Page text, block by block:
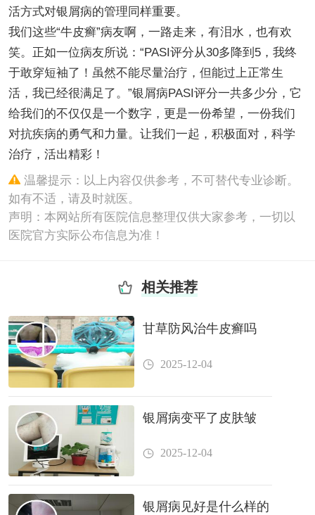
活方式对银屑病的管理同样重要。
我们这些“牛皮癣”病友啊，一路走来，有泪水，也有欢
笑。正如一位病友所说：“PASI评分从30多降到5，我终
于敢穿短袖了！虽然不能尽量治疗，但能过上正常生
活，我已经很满足了。”银屑病PASI评分一共多少分，它
给我们的不仅仅是一个数字，更是一份希望，一份我们
对抗疾病的勇气和力量。让我们一起，积极面对，科学
治疗，活出精彩！
温馨提示：以上内容仅供参考，不可替代专业诊断。
如有不适，请及时就医。
声明：本网站所有医院信息整理仅供大家参考，一切以
医院官方实际公布信息为准！
相关推荐
甘草防风治牛皮癣吗
2025-12-04
银屑病变平了皮肤皱
2025-12-04
银屑病见好是什么样的